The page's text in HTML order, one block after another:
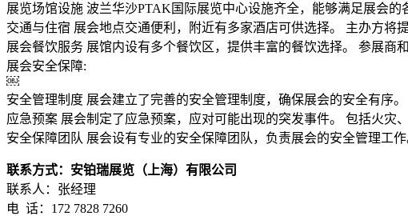
展览场馆设施 波兰华沙PTAK国际展览中心设施齐全，能够满足展会
交通与住宿 展会地点交通便利，附近有多家酒店可供选择。 主办方将
展会餐饮服务 展馆内设有多个餐饮区，提供丰富的餐饮选择。 参展商
展会安全保障:
￼
安全管理制度 展会建立了完善的安全管理制度，确保展会的安全有序
应急预案 展会制定了应急预案，应对可能出现的突发事件。 包括火灾
安全保障团队 展会设有专业的安全保障团队，负责展会的安全管理工
联系方式：安铂瑞展览（上海）有限公司
联系人：张经理
电 话：172 7828 7260